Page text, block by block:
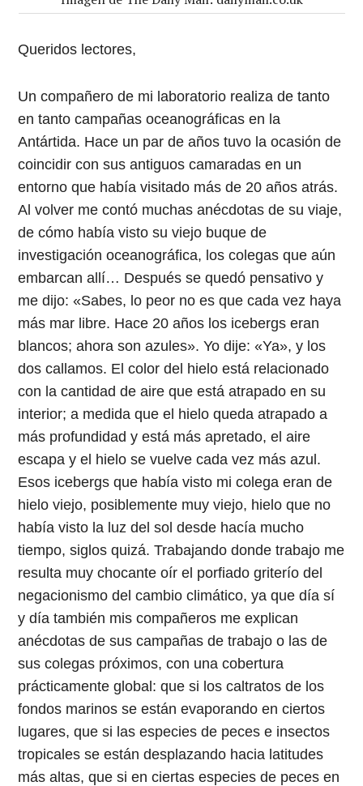
Queridos lectores,
Un compañero de mi laboratorio realiza de tanto
en tanto campañas oceanográficas en la
Antártida. Hace un par de años tuvo la ocasión de
coincidir con sus antiguos camaradas en un
entorno que había visitado más de 20 años atrás.
Al volver me contó muchas anécdotas de su viaje,
de cómo había visto su viejo buque de
investigación oceanográfica, los colegas que aún
embarcan allí… Después se quedó pensativo y
me dijo: «Sabes, lo peor no es que cada vez haya
más mar libre. Hace 20 años los icebergs eran
blancos; ahora son azules». Yo dije: «Ya», y los
dos callamos. El color del hielo está relacionado
con la cantidad de aire que está atrapado en su
interior; a medida que el hielo queda atrapado a
más profundidad y está más apretado, el aire
escapa y el hielo se vuelve cada vez más azul.
Esos icebergs que había visto mi colega eran de
hielo viejo, posiblemente muy viejo, hielo que no
había visto la luz del sol desde hacía mucho
tiempo, siglos quizá. Trabajando donde trabajo me
resulta muy chocante oír el porfiado griterío del
negacionismo del cambio climático, ya que día sí
y día también mis compañeros me explican
anécdotas de sus campañas de trabajo o las de
sus colegas próximos, con una cobertura
prácticamente global: que si los caltratos de los
fondos marinos se están evaporando en ciertos
lugares, que si las especies de peces e insectos
tropicales se están desplazando hacia latitudes
más altas, que si en ciertas especies de peces en